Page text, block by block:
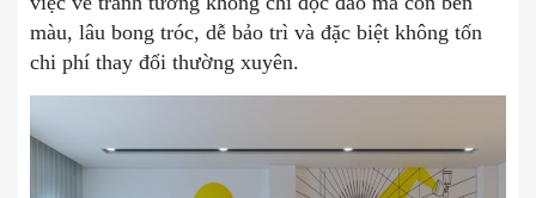
màu, lâu bong tróc, dễ bảo trì và đặc biệt không tốn
chi phí thay đổi thường xuyên.